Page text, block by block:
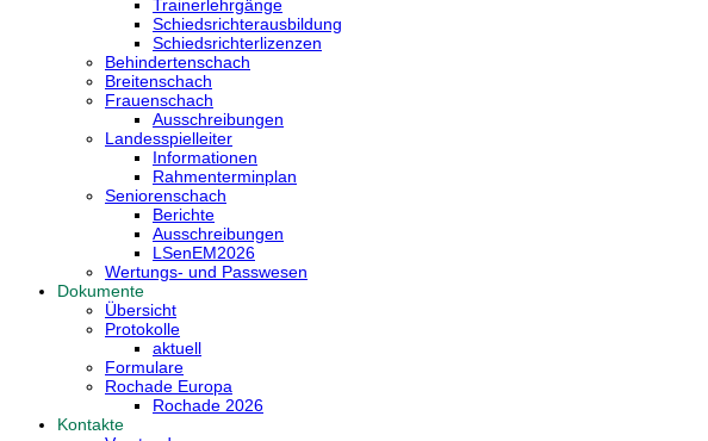
Trainerlehrgänge
Schiedsrichterausbildung
Schiedsrichterlizenzen
Behindertenschach
Breitenschach
Frauenschach
Ausschreibungen
Landesspielleiter
Informationen
Rahmenterminplan
Seniorenschach
Berichte
Ausschreibungen
LSenEM2026
Wertungs- und Passwesen
Dokumente
Übersicht
Protokolle
aktuell
Formulare
Rochade Europa
Rochade 2026
Kontakte